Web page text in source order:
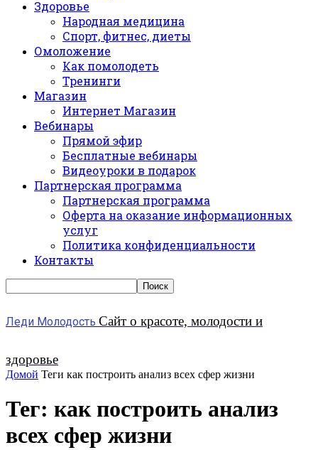
Здоровье
Народная медицина
Спорт, фитнес, диеты
Омоложение
Как помолодеть
Тренинги
Магазин
Интернет Магазин
Вебинары
Прямой эфир
Бесплатные вебинары
Видеоуроки в подарок
Партнерская программа
Партнерская программа
Оферта на оказание информационных
услуг
Политика конфиденциальности
Контакты
Леди Молодость Сайт о красоте, молодости и
здоровье
Домой Теги как построить анализ всех сфер жизни
Тег: как построить анализ
всех сфер жизни